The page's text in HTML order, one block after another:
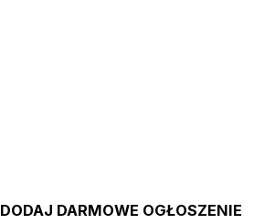
DODAJ DARMOWE OGŁOSZENIE